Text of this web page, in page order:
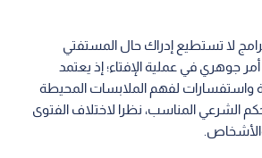
لا تستطيع إدراك حال المستفتي
جوهري في عملية الإفتاء؛ إذ يعتمد
واستفسارات لفهم الملابسات المحيطة
الشرعي المناسب، نظرا لاختلاف الفتوى